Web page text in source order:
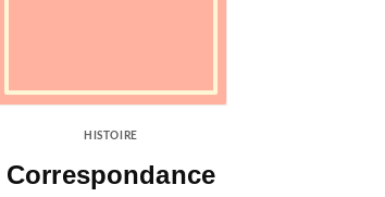
HISTOIRE
Correspondance